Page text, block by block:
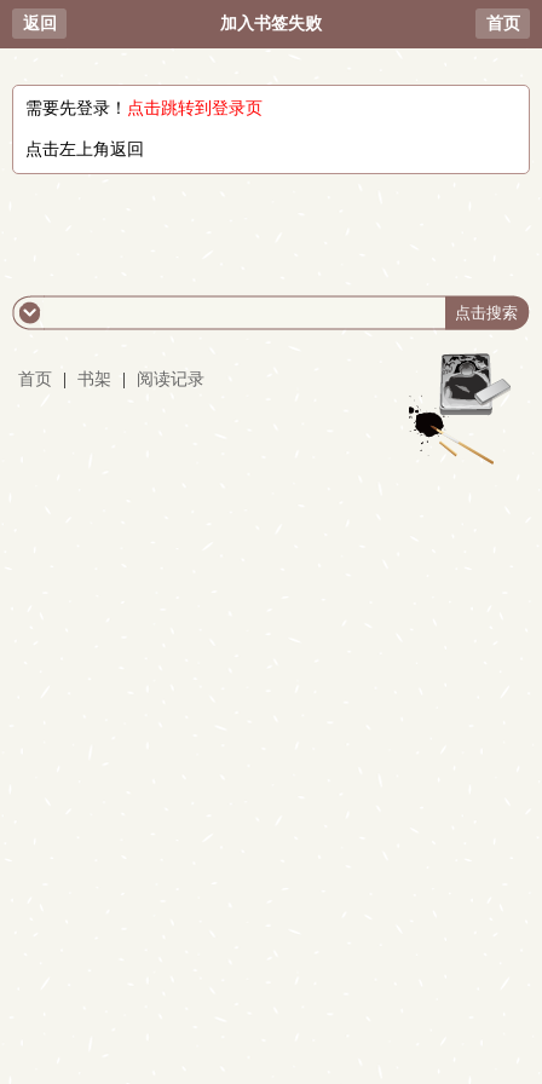
返回 加入书签失败 首页
需要先登录！ 点击跳转到登录页
点击左上角返回
首页 书架 阅读记录